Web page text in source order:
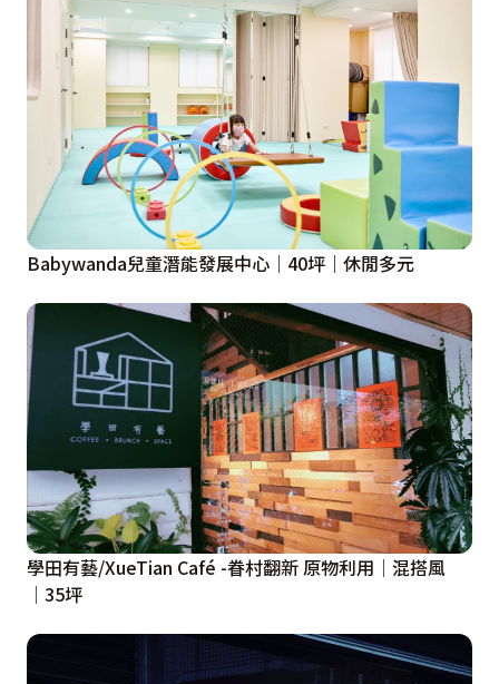
Babywanda兒童潛能發展中心｜40坪｜休閒多元
學田有藝/XueTian Café -眷村翻新 原物利用│混搭風
│35坪